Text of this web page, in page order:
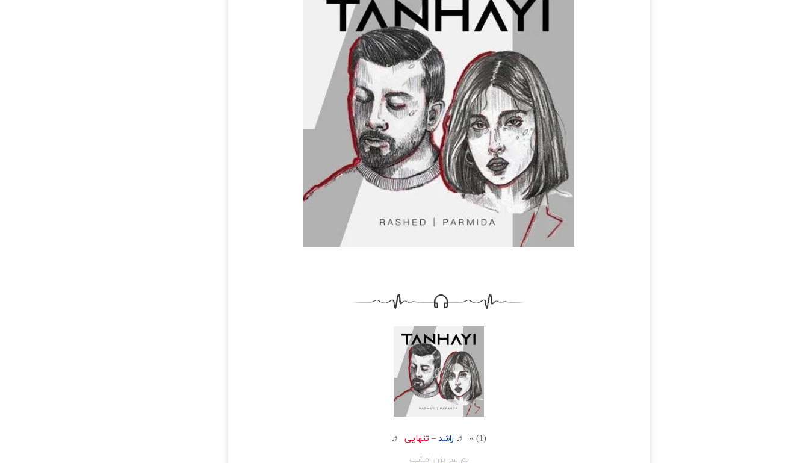
(1) » ♬ راشد – تنهایی
♬
بم سر بزن امشب